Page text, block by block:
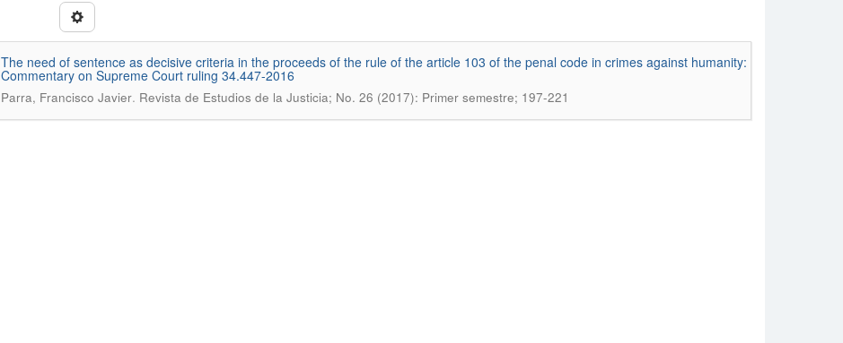
The need of sentence as decisive criteria in the proceeds of the rule of the article 103 of the penal code in crimes against humanity:
Commentary on Supreme Court ruling 34.447-2016
Parra, Francisco Javier. Revista de Estudios de la Justicia; No. 26 (2017): Primer semestre; 197-221